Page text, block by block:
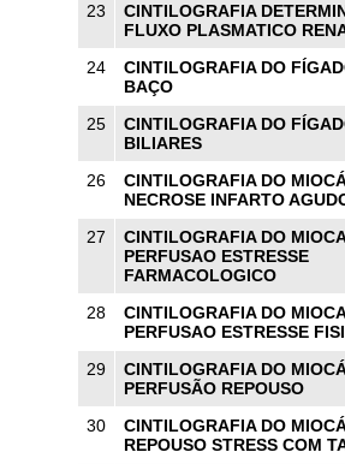
23
CINTILOGRAFIA
FLUXO PLASMATICO
24
CINTILOGRAFIA DO
BAÇO
25
CINTILOGRAFIA DO
BILIARES
26
CINTILOGRAFIA DO
NECROSE INFARTO
27
CINTILOGRAFIA DO
PERFUSAO ESTRESSE
FARMACOLOGICO
28
CINTILOGRAFIA DO
PERFUSAO ESTRESSE
29
CINTILOGRAFIA DO
PERFUSÃO REPOUSO
30
CINTILOGRAFIA DO
REPOUSO STRESS COM